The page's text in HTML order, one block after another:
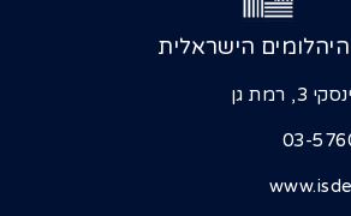
הישראלית
רמת גן
03-